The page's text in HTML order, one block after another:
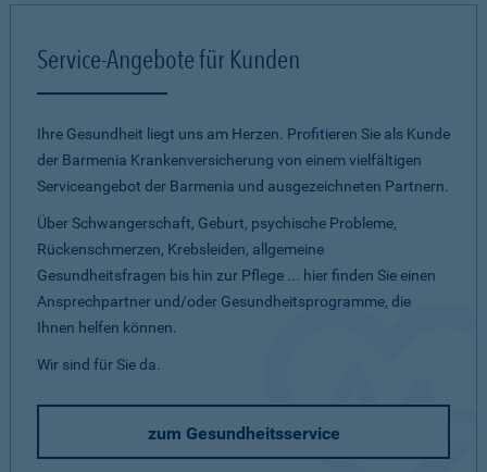
Service-Angebote für Kunden
Ihre Gesundheit liegt uns am Herzen. Profitieren Sie als Kunde
der Barmenia Krankenversicherung von einem vielfältigen
Serviceangebot der Barmenia und ausgezeichneten Partnern.
Über Schwangerschaft, Geburt, psychische Probleme,
Rückenschmerzen, Krebsleiden, allgemeine
Gesundheitsfragen bis hin zur Pflege ... hier finden Sie einen
Ansprechpartner und/oder Gesundheitsprogramme, die
Ihnen helfen können.
Wir sind für Sie da.
zum Gesundheitsservice